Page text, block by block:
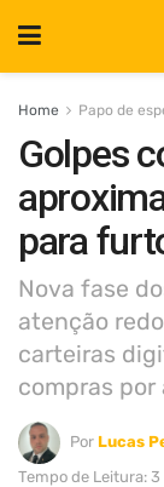
Home Papo de
Golpes
para
Nova fase
atenção
carteiras
compras por
Por Lucas
Tempo de Leitura: